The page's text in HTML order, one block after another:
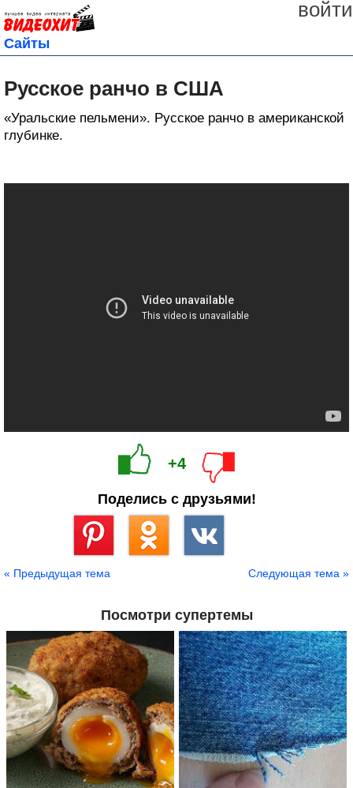
войти
Сайты
Русское ранчо в США
«Уральские пельмени». Русское ранчо в американской
глубинке.
+4
Поделись с друзьями!
« Предыдущая тема Следующая тема »
Посмотри супертемы